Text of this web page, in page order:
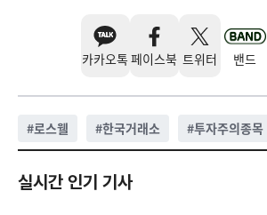
카카오톡 페이스북 트위터 밴드
#로스웰 #한국거래소 #투자주의종목
실시간 인기 기사